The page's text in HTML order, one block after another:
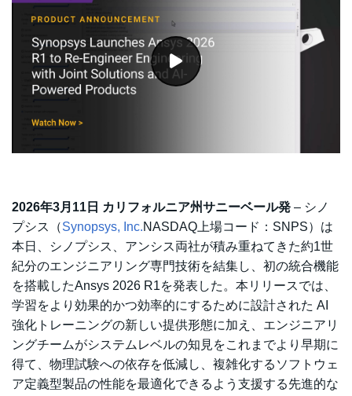
2026年3月11日 カリフォルニア州サニーベール発 – シノ
プシス（Synopsys, Inc.NASDAQ上場コード：SNPS）は
本日、シノプシス、アンシス両社が積み重ねてきた約1世
紀分のエンジニアリング専門技術を結集し、初の統合機能
を搭載したAnsys 2026 R1を発表した。本リリースでは、
学習をより効果的かつ効率的にするために設計された AI
強化トレーニングの新しい提供形態に加え、エンジニアリ
ングチームがシステムレベルの知見をこれまでより早期に
得て、物理試験への依存を低減し、複雑化するソフトウェ
ア定義型製品の性能を最適化できるよう支援する先進的な